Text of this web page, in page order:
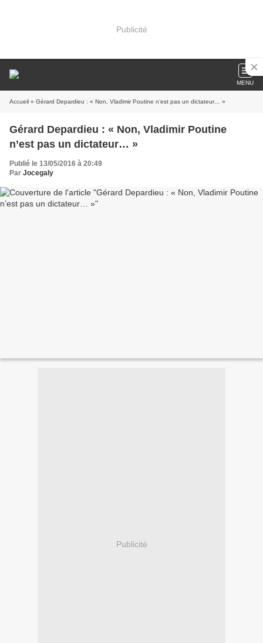
Publicité
MENU
Accueil » Gérard Depardieu : « Non, Vladimir Poutine n’est pas un dictateur… »
Gérard Depardieu : « Non, Vladimir Poutine
n’est pas un dictateur… »
Publié le 13/05/2016 à 20:49
Par Jocegaly
Publicité